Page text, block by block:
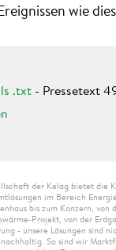
wie
.txt - Pressetext
der Kelag bietet die
im Bereich
bis zum Konzern, von
Projekt, von der
- unsere Lösungen sind
So sind wir